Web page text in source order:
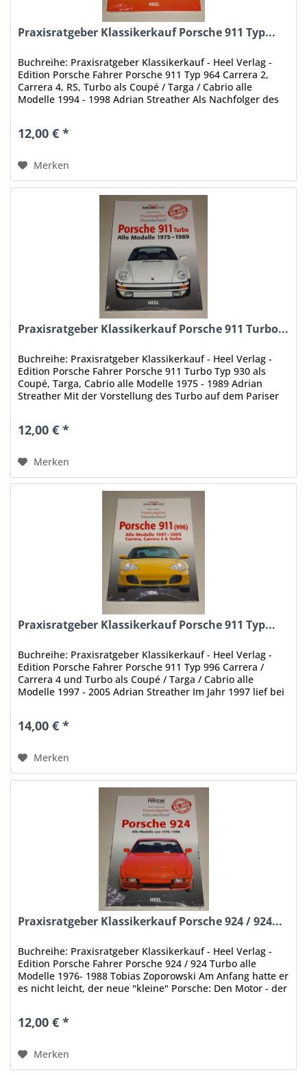
Praxisratgeber Klassikerkauf Porsche 911 Typ...
Buchreihe: Praxisratgeber Klassikerkauf - Heel Verlag -
Edition Porsche Fahrer Porsche 911 Typ 964 Carrera 2,
Carrera 4, RS, Turbo als Coupé / Targa / Cabrio alle
Modelle 1994 - 1998 Adrian Streather Als Nachfolger des
12,00 € *
Merken
Praxisratgeber Klassikerkauf Porsche 911 Turbo...
Buchreihe: Praxisratgeber Klassikerkauf - Heel Verlag -
Edition Porsche Fahrer Porsche 911 Turbo Typ 930 als
Coupé, Targa, Cabrio alle Modelle 1975 - 1989 Adrian
Streather Mit der Vorstellung des Turbo auf dem Pariser
12,00 € *
Merken
Praxisratgeber Klassikerkauf Porsche 911 Typ...
Buchreihe: Praxisratgeber Klassikerkauf - Heel Verlag -
Edition Porsche Fahrer Porsche 911 Typ 996 Carrera /
Carrera 4 und Turbo als Coupé / Targa / Cabrio alle
Modelle 1997 - 2005 Adrian Streather Im Jahr 1997 lief bei
14,00 € *
Merken
Praxisratgeber Klassikerkauf Porsche 924 / 924...
Buchreihe: Praxisratgeber Klassikerkauf - Heel Verlag -
Edition Porsche Fahrer Porsche 924 / 924 Turbo alle
Modelle 1976- 1988 Tobias Zoporowski Am Anfang hatte er
es nicht leicht, der neue "kleine" Porsche: Den Motor - der
12,00 € *
Merken